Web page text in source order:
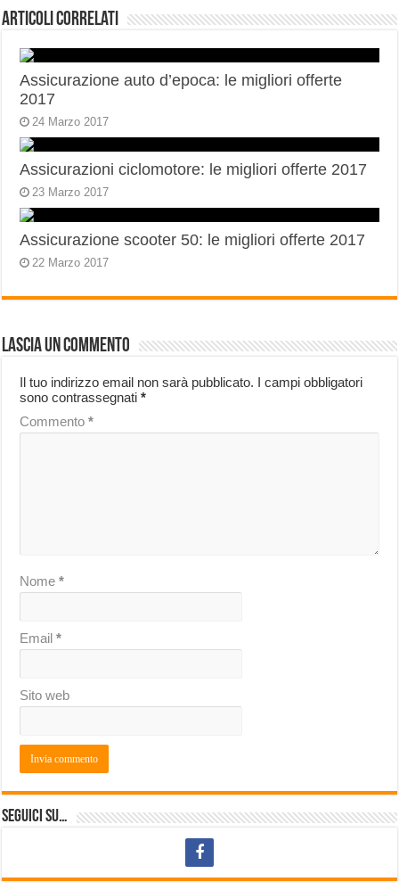
Articoli correlati
Assicurazione auto d’epoca: le migliori offerte
2017
24 Marzo 2017
Assicurazioni ciclomotore: le migliori offerte 2017
23 Marzo 2017
Assicurazione scooter 50: le migliori offerte 2017
22 Marzo 2017
Lascia un commento
Il tuo indirizzo email non sarà pubblicato. I campi obbligatori
sono contrassegnati*
Commento*
Nome*
Email*
Sito web
Seguici su…